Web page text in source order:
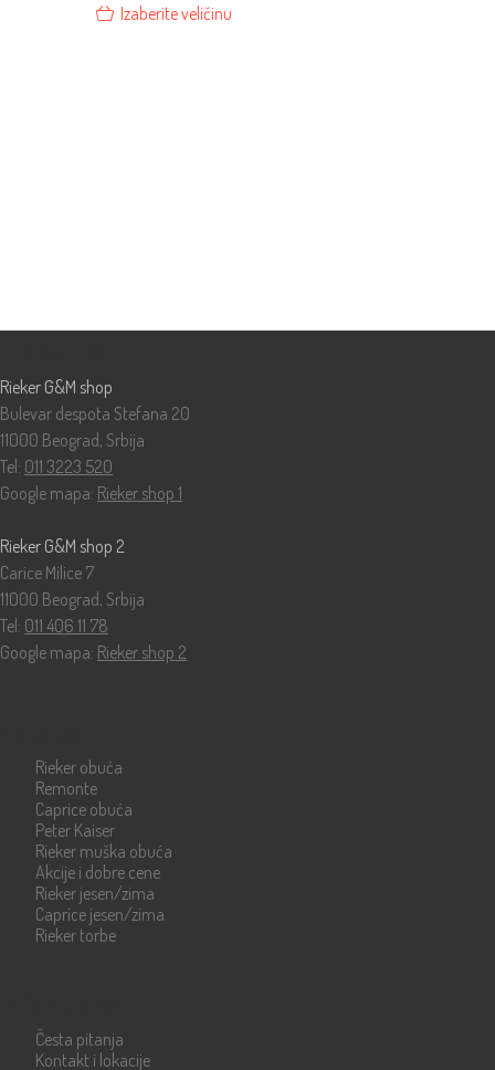
Izaberite veličinu
Rieker G&M shop
Bulevar despota Stefana 20
11000 Beograd, Srbija
Tel: 011 3223 520
Google mapa: Rieker shop 1
Rieker G&M shop 2
Carice Milice 7
11000 Beograd, Srbija
Tel: 011 406 11 78
Google mapa: Rieker shop 2
Rieker obuća
Remonte
Caprice obuća
Peter Kaiser
Rieker muška obuća
Akcije i dobre cene
Rieker jesen/zima
Caprice jesen/zima
Rieker torbe
Česta pitanja
Kontakt i lokacije